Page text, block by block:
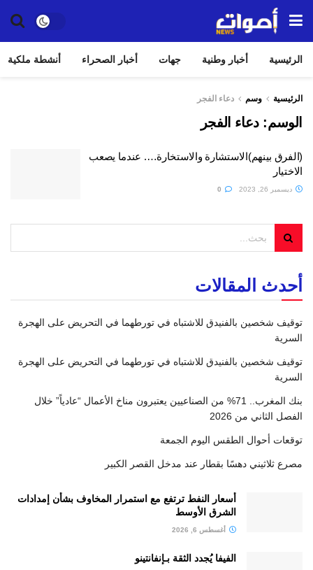
الرئيسية أخبار وطنية جهات أخبار الصحراء أنشطة ملكية
الرئيسية وسم دعاء الفجر
الوسم:دعاء الفجر
(الفرق بينهم)الاستشارة والاستخارة…. عندما يصعب
الاختيار
ديسمبر 26, 2023
أحدث المقالات
توقيف شخصين بالفنيدق للاشتباه في تورطهما في التحريض على الهجرة
السرية
توقيف شخصين بالفنيدق للاشتباه في تورطهما في التحريض على الهجرة
السرية
بنك المغرب.. 71% من الصناعيين يعتبرون مناخ الأعمال “عادياً” خلال
الفصل الثاني من 2026
توقعات أحوال الطقس اليوم الجمعة
مصرع ثلاثيني دهسًا بقطار عند مدخل القصر الكبير
أسعار النفط ترتفع مع استمرار المخاوف بشأن إمدادات
الشرق الأوسط
أغسطس 6, 2026
الفيفا يُجدد الثقة بـإنفانتينو